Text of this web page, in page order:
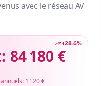
avec le réseau AV
+28.6%
84 180 €
1 320 €